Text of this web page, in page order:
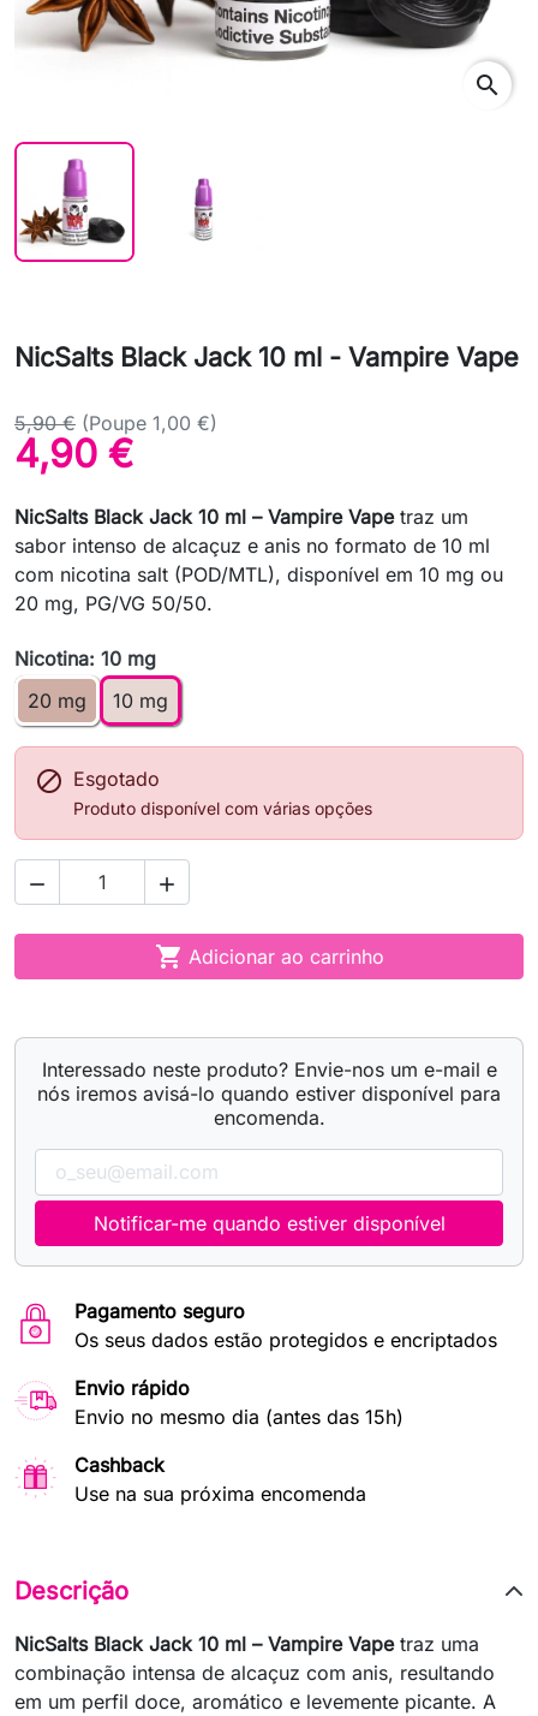
search
NicSalts Black Jack 10 ml - Vampire Vape
5,90 € (Poupe 1,00 €)
4,90 €
NicSalts Black Jack 10 ml – Vampire Vapetraz um
sabor intenso de alcaçuz e anis no formato de 10 ml
com nicotina salt (POD/MTL), disponível em 10 mg ou
20 mg, PG/VG 50/50.
Nicotina: 10 mg
20 mg
10 mg
 Esgotado
Produto disponível com várias opções
 
 Adicionar ao carrinho
Interessado neste produto? Envie-nos um e-mail e
nós iremos avisá-lo quando estiver disponível para
encomenda.
Notificar-me quando estiver disponível
Pagamento seguro
Os seus dados estão protegidos e encriptados
Envio rápido
Envio no mesmo dia (antes das 15h)
Cashback
Use na sua próxima encomenda
Descrição
NicSalts Black Jack 10 ml – Vampire Vapetraz uma
combinação intensa de alcaçuz com anis, resultando
em um perfil doce, aromático e levemente picante. A